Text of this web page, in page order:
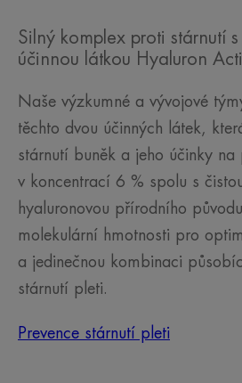
Silný komplex proti stárnutí
účinnou látkou Hyaluron
Naše výzkumné a vývojové
těchto dvou účinných látek,
stárnutí buněk a jeho účinky
v koncentrací 6 % spolu s
hyaluronovou přírodního
molekulární hmotnosti pro
a jedinečnou kombinaci
stárnutí pleti.
Prevence stárnutí pleti